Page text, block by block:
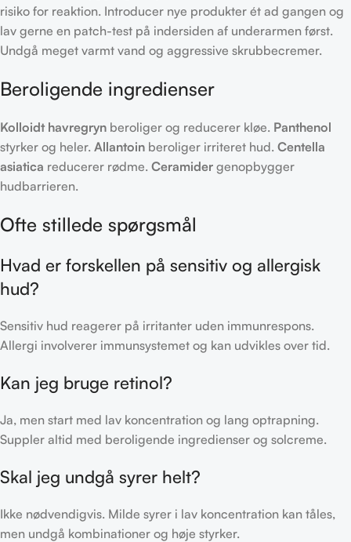
risiko for reaktion. Introducer nye produkter ét ad gangen og
lav gerne en patch-test på indersiden af underarmen først.
Undgå meget varmt vand og aggressive skrubbecremer.
Beroligende ingredienser
Kolloidt havregryn beroliger og reducerer kløe. Panthenol
styrker og heler. Allantoin beroliger irriteret hud. Centella
asiatica reducerer rødme. Ceramider genopbygger
hudbarrieren.
Ofte stillede spørgsmål
Hvad er forskellen på sensitiv og allergisk
hud?
Sensitiv hud reagerer på irritanter uden immunrespons.
Allergi involverer immunsystemet og kan udvikles over tid.
Kan jeg bruge retinol?
Ja, men start med lav koncentration og lang optrapning.
Suppler altid med beroligende ingredienser og solcreme.
Skal jeg undgå syrer helt?
Ikke nødvendigvis. Milde syrer i lav koncentration kan tåles,
men undgå kombinationer og høje styrker.